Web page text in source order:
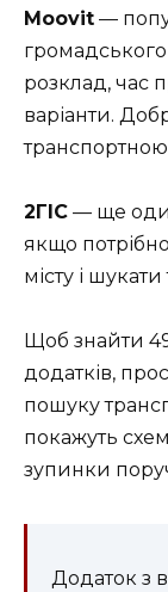
Moovit —
розклад, час
варіанти.
2ГІС — ще
якщо
місту і
Щоб знайти
додатків,
пошуку
покажуть
зупинки
Додаток з